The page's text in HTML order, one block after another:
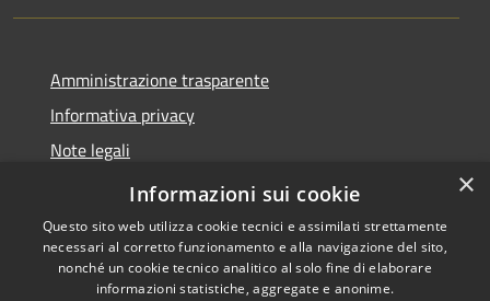
Amministrazione trasparente
Informativa privacy
Note legali
Dichiarazione di accessibilità
Copyright © 2026 • Comune di
×
Informazioni sui cookie
Questo sito web utilizza cookie tecnici e assimilati strettamente
necessari al corretto funzionamento e alla navigazione del sito,
nonché un cookie tecnico analitico al solo fine di elaborare
informazioni statistiche, aggregate e anonime.